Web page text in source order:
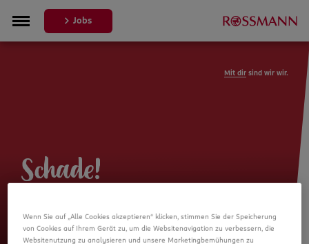
Jobs
Mit dir sind wir wir.
Schade!
mehr verfügbar
Wenn Sie auf „Alle Cookies akzeptieren“ klicken, stimmen Sie der Speicherung
von Cookies auf Ihrem Gerät zu, um die Websitenavigation zu verbessern, die
Websitenutzung zu analysieren und unsere Marketingbemühungen zu